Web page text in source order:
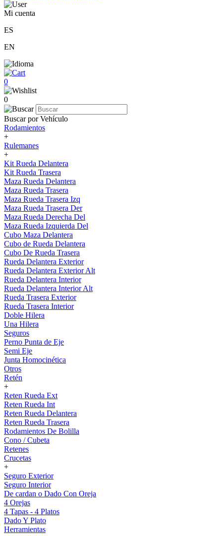
Mi cuenta
ES
EN
0
0
Buscar por Vehículo
Rodamientos
+
Rulemanes
+
Kit Rueda Delantera
Kit Rueda Trasera
Maza Rueda Delantera
Maza Rueda Trasera
Maza Rueda Trasera Izq
Maza Rueda Trasera Der
Maza Rueda Derecha Del
Maza Rueda Izquierda Del
Cubo Maza Delantera
Cubo de Rueda Delantera
Cubo De Rueda Trasera
Rueda Delantera Exterior
Rueda Delantera Exterior Alt
Rueda Delantera Interior
Rueda Delantera Interior Alt
Rueda Trasera Exterior
Rueda Trasera Interior
Doble Hilera
Una Hilera
Seguros
Perno Punta de Eje
Semi Eje
Junta Homocinética
Otros
Retén
+
Reten Rueda Ext
Reten Rueda Int
Reten Rueda Delantera
Reten Rueda Trasera
Rodamientos De Bolilla
Cono / Cubeta
Retenes
Crucetas
+
Seguro Exterior
Seguro Interior
De cardan o Dado Con Oreja
4 Orejas
4 Tapas - 4 Platos
Dado Y Plato
Herramientas